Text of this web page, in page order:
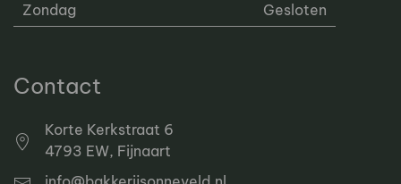
Zondag
Gesloten
Contact
Korte Kerkstraat 6
4793 EW, Fijnaart